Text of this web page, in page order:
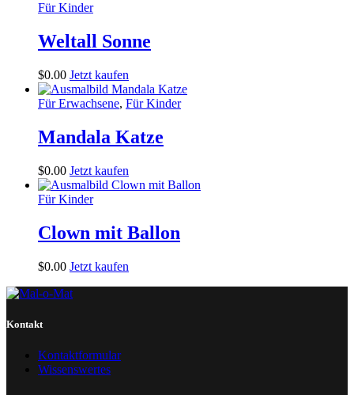
Für Kinder
Weltall Sonne
$0.00 Jetzt kaufen
Für Erwachsene, Für Kinder
Mandala Katze
$0.00 Jetzt kaufen
Für Kinder
Clown mit Ballon
$0.00 Jetzt kaufen
Kontakt
Kontaktformular
Wissenswertes